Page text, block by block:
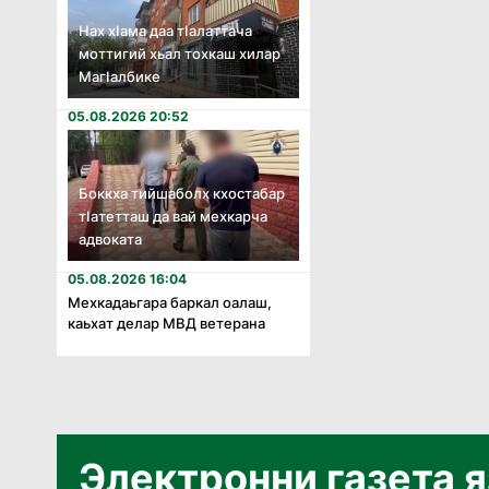
Нах хӏама даа тӏалаттача
моттигий хьал тохкаш хилар
Магӏалбике
05.08.2026 20:52
Боккха тийшаболх кхостабар
тӏатетташ да вай мехкарча
адвоката
05.08.2026 16:04
Мехкадаьгара баркал оалаш,
каьхат делар МВД ветерана
Электронни газета